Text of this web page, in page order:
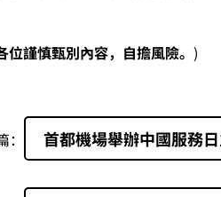
位謹慎甄別內容，自擔風險。 )
首都機場舉辦中國服務